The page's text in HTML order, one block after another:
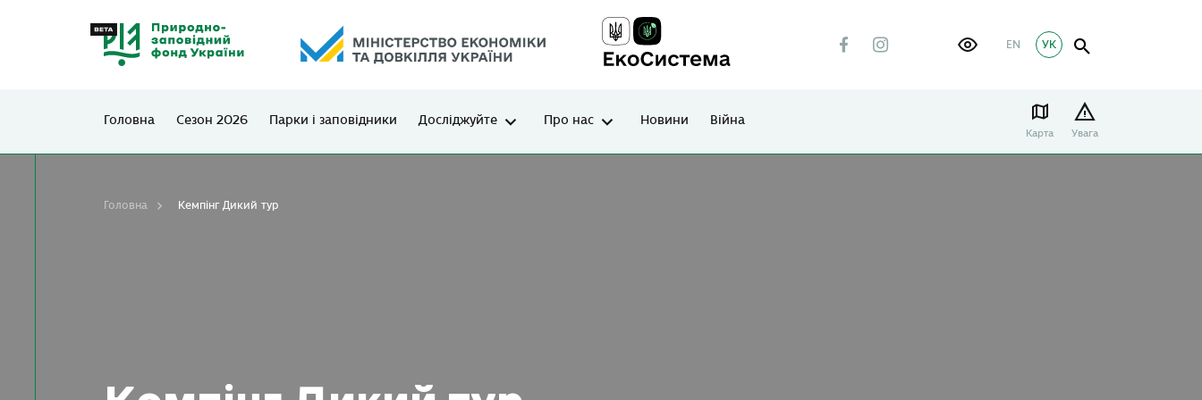
УК
EN
Головна Сезон 2026 Парки і заповідники Досліджуйте Про нас Новини Війна
Карта Увага
Головна Кемпінг Дикий тур